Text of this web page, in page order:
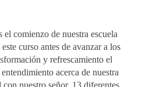
comienzo de nuestra escuela
curso antes de avanzar a los
y refrescamiento el
acerca de nuestra
nuestro señor. 13 diferentes